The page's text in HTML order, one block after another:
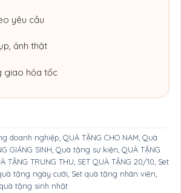
yêu cầu
ảnh thật
giao hỏa tốc
doanh nghiệp QUÀ TẶNG CHO NAM Quà
GIÁNG SINH Quà tặng sự kiện QUÀ TẶNG
TẶNG TRUNG THU SET QUÀ TẶNG 20/10 Set
tặng ngày cưới Set quà tặng nhân viên
tặng sinh nhật